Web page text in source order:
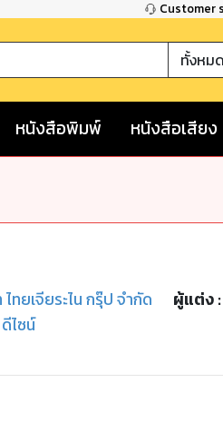
Customer
ทั้งหมด
หนังสือพิมพ์ หนังสือเสียง
ทยเจียระไน กรุ๊ป จำกัด ผู้แต่ง :
ไซน์